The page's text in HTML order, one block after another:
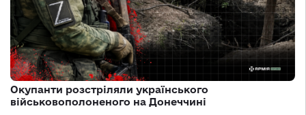
Окупанти розстріляли українського
військовополоненого на Донеччині